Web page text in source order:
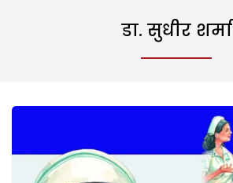
डा. सुधीर शर्मा